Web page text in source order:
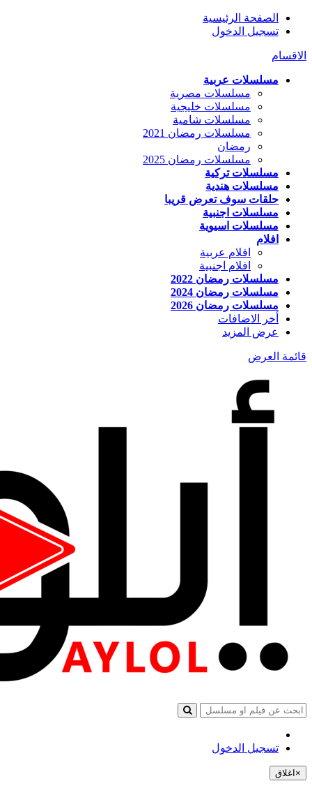
الصفحة الرئيسية
تسجيل الدخول
الاقسام
مسلسلات عربية
مسلسلات مصرية
مسلسلات خليجية
مسلسلات شامية
مسلسلات رمضان 2021
رمضان
مسلسلات رمضان 2025
مسلسلات تركية
مسلسلات هندية
حلقات سوف تعرض قريبا
مسلسلات اجنبية
مسلسلات اسيوية
افلام
افلام عربية
افلام اجنبية
مسلسلات رمضان 2022
مسلسلات رمضان 2024
مسلسلات رمضان 2026
أخر الاضافات
عرض المزيد
قائمة العرض
تسجيل الدخول
× اغلاق